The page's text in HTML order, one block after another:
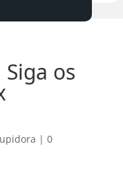
os
| 0